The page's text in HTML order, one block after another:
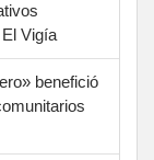
Vigía
benefició